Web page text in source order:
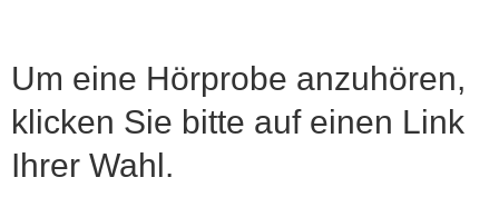
Künstlerisches
Profil
Kontakt
Um eine Hörprobe anzuhören,
klicken Sie bitte auf einen Link
Ihrer Wahl.